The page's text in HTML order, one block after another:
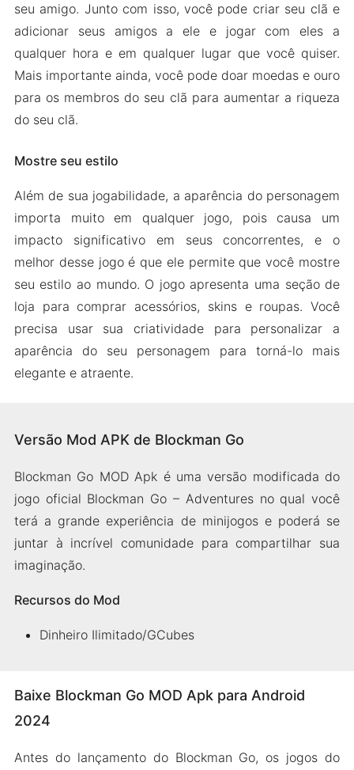
seu amigo. Junto com isso, você pode criar seu clã e
adicionar seus amigos a ele e jogar com eles a
qualquer hora e em qualquer lugar que você quiser.
Mais importante ainda, você pode doar moedas e ouro
para os membros do seu clã para aumentar a riqueza
do seu clã.
Mostre seu estilo
Além de sua jogabilidade, a aparência do personagem
importa muito em qualquer jogo, pois causa um
impacto significativo em seus concorrentes, e o
melhor desse jogo é que ele permite que você mostre
seu estilo ao mundo. O jogo apresenta uma seção de
loja para comprar acessórios, skins e roupas. Você
precisa usar sua criatividade para personalizar a
aparência do seu personagem para torná-lo mais
elegante e atraente.
Versão Mod APK de Blockman Go
Blockman Go MOD Apk é uma versão modificada do
jogo oficial Blockman Go – Adventures no qual você
terá a grande experiência de minijogos e poderá se
juntar à incrível comunidade para compartilhar sua
imaginação.
Recursos do Mod
Dinheiro Ilimitado/GCubes
Baixe Blockman Go MOD Apk para Android
2024
Antes do lançamento do Blockman Go, os jogos do